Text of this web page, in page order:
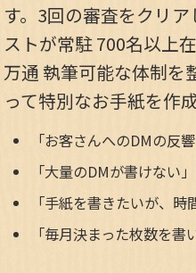
す。3回の審査をクリ
ストが常駐 700名以上
万通 執筆可能な体制を
って特別なお手紙を作成
「お客さんへのDMの反
「大量のDMが書けない」
「手紙を書きたいが、時
「毎月決まった枚数を書